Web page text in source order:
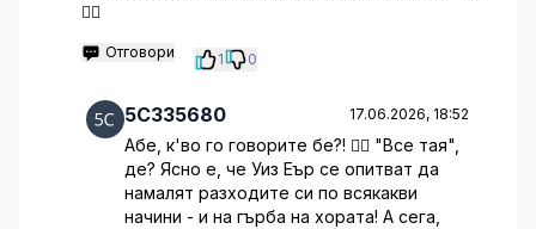
🤦‍♂️
Отговори 1 0
5C335680 17.06.2026, 18:52
Абе, к'во го говорите бе?! 🤦‍♂️ "Все тая",
де? Ясно е, че Уиз Еър се опитват да
намалят разходите си по всякакви
начини - и на гърба на хората! А сега,